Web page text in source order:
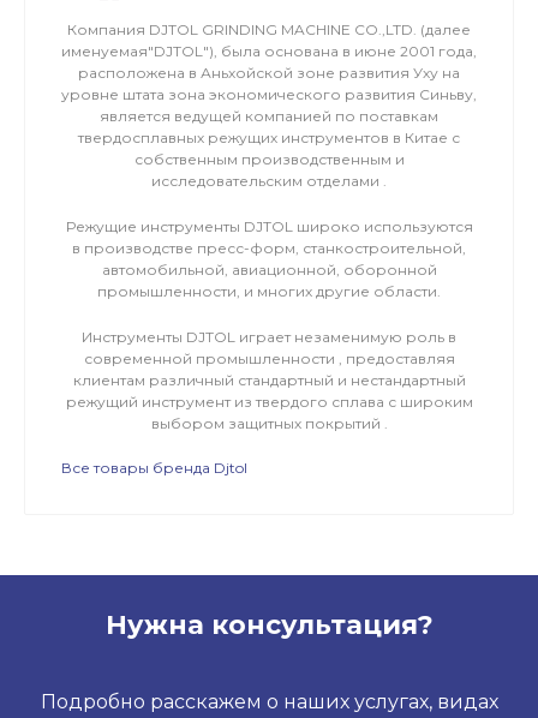
Компания DJTOL GRINDING MACHINE CO.,LTD. (далее
именуемая"DJTOL"), была основана в июне 2001 года,
расположена в Аньхойской зоне развития Уху на
уровне штата зона экономического развития Синьву,
является ведущей компанией по поставкам
твердосплавных режущих инструментов в Китае с
собственным производственным и
исследовательским отделами .
Режущие инструменты DJTOL широко используются
в производстве пресс-форм, станкостроительной,
автомобильной, авиационной, оборонной
промышленности, и многих другие области.
Инструменты DJTOL играет незаменимую роль в
современной промышленности , предоставляя
клиентам различный стандартный и нестандартный
режущий инструмент из твердого сплава с широким
выбором защитных покрытий .
Все товары бренда Djtol
Нужна консультация?
Подробно расскажем о наших услугах, видах